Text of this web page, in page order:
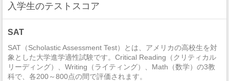
Area, Ethnic, Cultural, Gender, And Group Studies
Construction Trades
Engineering Technologies And Engineering-Related Fields
非強制性犯罪
法定強姦 0
強盗 1
入学生のテストスコア
SAT
SAT（Scholastic Assessment Test）とは、アメリカの高校生を対
象とした大学進学適性試験です。Critical Reading（クリティカル
リーディング）、Writing（ライティング）、Math（数学）の3教
科で、各200～800点の間で評価されます。